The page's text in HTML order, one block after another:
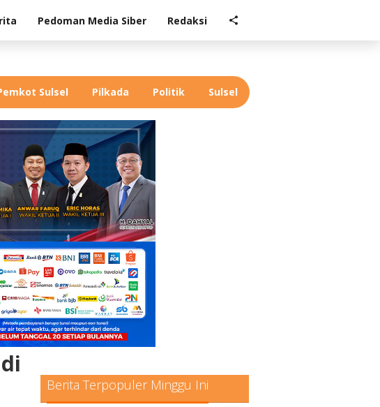
Pedoman Media Siber Redaksi
Sulsel Pilkada Politik Sulsel
Berita Terpopuler Minggu Ini